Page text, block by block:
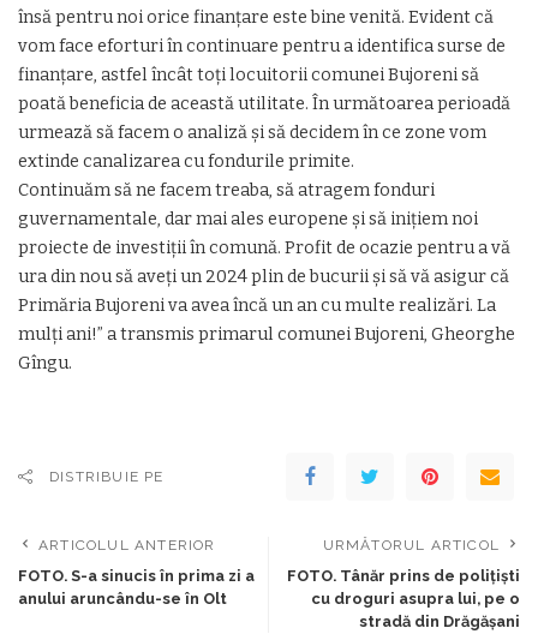
însă pentru noi orice finanțare este bine venită. Evident că
vom face eforturi în continuare pentru a identifica surse de
finanțare, astfel încât toți locuitorii comunei Bujoreni să
poată beneficia de această utilitate. În următoarea perioadă
urmează să facem o analiză și să decidem în ce zone vom
extinde canalizarea cu fondurile primite.
Continuăm să ne facem treaba, să atragem fonduri
guvernamentale, dar mai ales europene și să inițiem noi
proiecte de investiții în comună. Profit de ocazie pentru a vă
ura din nou să aveți un 2024 plin de bucurii și să vă asigur că
Primăria Bujoreni va avea încă un an cu multe realizări. La
mulți ani!” a transmis primarul comunei Bujoreni, Gheorghe
Gîngu.
DISTRIBUIE PE
ARTICOLUL ANTERIOR
FOTO. S-a sinucis în prima zi a
anului aruncându-se în Olt
URMĂTORUL ARTICOL
FOTO. Tânăr prins de polițiști
cu droguri asupra lui, pe o
stradă din Drăgășani